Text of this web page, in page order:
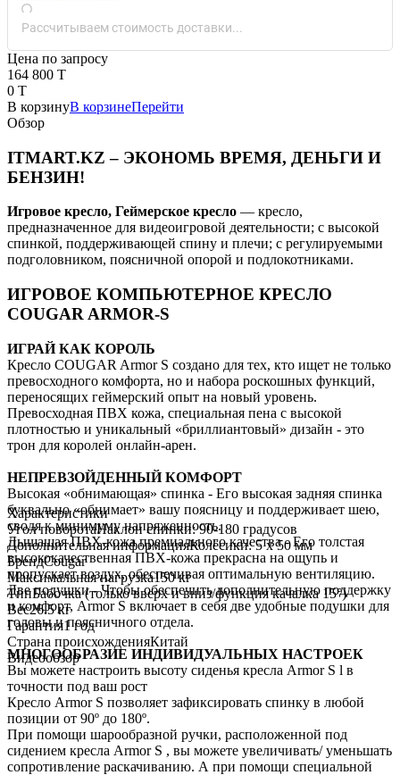
Рассчитываем стоимость доставки...
Цена по запросу
164 800 T
0 T
В корзинуВ корзинеПерейти
Обзор
ITMART.KZ – ЭКОНОМЬ ВРЕМЯ, ДЕНЬГИ И
БЕНЗИН!
Игровое кресло, Геймерское кресло — кресло,
предназначенное для видеоигровой деятельности; с высокой
спинкой, поддерживающей спину и плечи; с регулируемыми
подголовником, поясничной опорой и подлокотниками.
ИГРОВОЕ КОМПЬЮТЕРНОЕ КРЕСЛО
COUGAR ARMOR-S
ИГРАЙ КАК КОРОЛЬ
Кресло COUGAR Armor S создано для тех, кто ищет не только
превосходного комфорта, но и набора роскошных функций,
переносящих геймерский опыт на новый уровень.
Превосходная ПВХ кожа, специальная пена с высокой
плотностью и уникальный «бриллиантовый» дизайн - это
трон для королей онлайн-арен.
НЕПРЕВЗОЙДЕННЫЙ КОМФОРТ
Высокая «обнимающая» спинка - Его высокая задняя спинка
буквально «обнимает» вашу поясницу и поддерживает шею,
сводя к минимуму напряженность.
Дышащая ПВХ-кожа премиального качества - Его толстая
высококачественная ПВХ-кожа прекрасна на ощупь и
пропускает воздух, обеспечивая оптимальную вентиляцию.
Две подушки - Чтобы обеспечить дополнительную поддержку
и комфорт, Armor S включает в себя две удобные подушки для
головы и поясничного отдела.
МНОГООБРАЗИЕ ИНДИВИДУАЛЬНЫХ НАСТРОЕК
Вы можете настроить высоту сиденья кресла Armor S l в
точности под ваш рост
Кресло Armor S позволяет зафиксировать спинку в любой
позиции от 90º до 180º.
При помощи шарообразной ручки, расположенной под
сидением кресла Armor S , вы можете увеличивать/ уменьшать
сопротивление раскачиванию. А при помощи специальной
Характеристики
Угол поворотаНаклон спинки: 90-180 градусов
Дополнительная информацияКолёсики: 5 x 50 мм
БрендCougar
Максимальная нагрузка150 кг
ТипБабочка (только вверх и вниз/функция качалка 15°)
Вес26.5 кг
Гарантия1 год
Страна происхожденияКитай
Видеообзор